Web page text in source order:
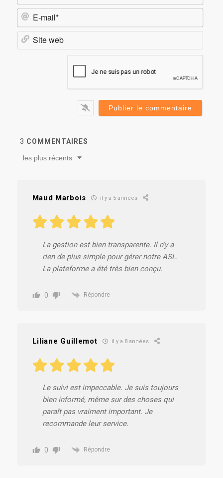
E-
3 COMMENTAIRES
les plus récents
Maud Marbois il y a 5 années
La gestion est bien transparente. Il n’y a
rien de plus simple pour gérer notre ASL.
La plateforme a été très bien conçu.
0 Répondre
Liliane Guillemot il y a 8 années
Le suivi est impeccable. Je suis toujours
bien informé, même sur des choses qui
paraît pas vraiment important. Je
recommande leur service.
0 Répondre